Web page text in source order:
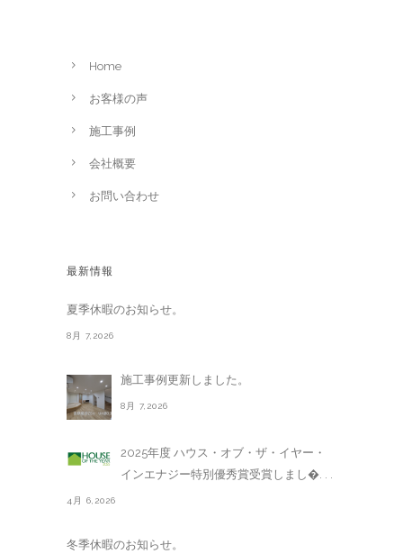
Home
お客様の声
施工事例
会社概要
お問い合わせ
最新情報
夏季休暇のお知らせ。
8月 7,2026
施工事例更新しました。
8月 7,2026
2025年度 ハウス・オブ・ザ・イヤー・
インエナジー特別優秀賞受賞しまし�. . .
4月 6,2026
冬季休暇のお知らせ。